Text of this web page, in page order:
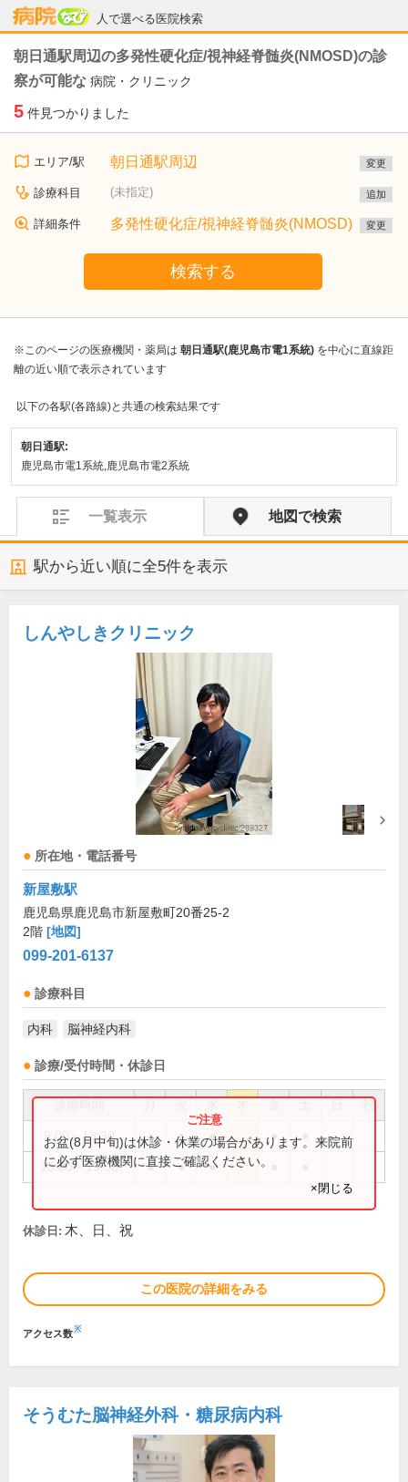
人で選べる医院検索
病院なび
朝日通駅周辺の多発性硬化症/視神経脊髄炎(NMOSD)の診
察が可能な 病院・クリニック
5 件見つかりました
エリア/駅 朝日通駅周辺 変更
診療科目 (未指定) 追加
詳細条件 多発性硬化症/視神経脊髄炎(NMOSD) 変更
検索する
※このページの医療機関・薬局は 朝日通駅(鹿児島市電1系統) を中心に直線距
離の近い順で表示されています
以下の各駅(各路線)と共通の検索結果です
朝日通駅:
鹿児島市電1系統,鹿児島市電2系統
一覧表示 地図で検索
駅から近い順に全5件を表示
しんやしきクリニック
所在地・電話番号
新屋敷駅
鹿児島県鹿児島市新屋敷町20番25-2
2階 [地図]
099-201-6137
診療科目
内科 脳神経内科
診療/受付時間・休診日
祝
9:00～13:30 ● ● ● ●
15:00～19:00 ● ● ●
お盆(8月中旬)は休診・休業の場合があります。来院前
に必ず医療機関に直接ご確認ください。
×閉じる
休診日: 木、日、祝
この医院の詳細をみる
アクセス数※
そうむた脳神経外科・糖尿病内科